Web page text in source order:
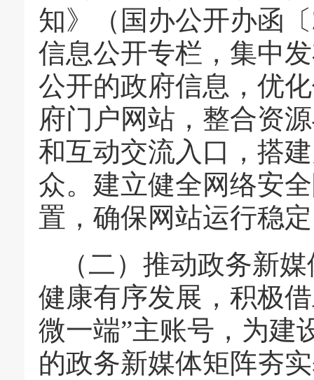
知》（国办公开办函
信息公开专栏，集中
公开的政府信息，优
府门户网站，整合资
和互动交流入口，搭
众。建立健全网络安
置，确保网站运行稳
（二）推动政务新
健康有序发展，积极
微一端”主账号，为建
的政务新媒体矩阵夯